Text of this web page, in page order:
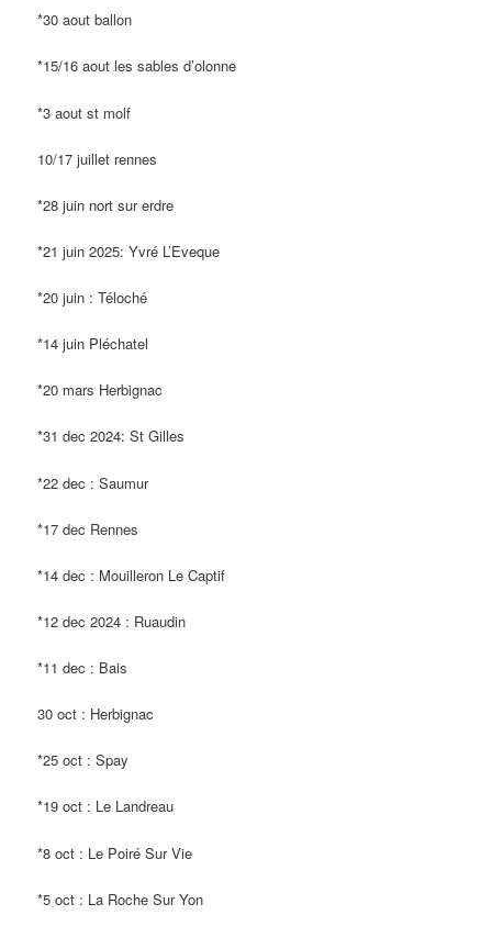
*30 aout ballon
*15/16 aout les sables d’olonne
*3 aout st molf
10/17 juillet rennes
*28 juin nort sur erdre
*21 juin 2025: Yvré L’Eveque
*20 juin : Téloché
*14 juin Pléchatel
*20 mars Herbignac
*31 dec 2024: St Gilles
*22 dec : Saumur
*17 dec Rennes
*14 dec : Mouilleron Le Captif
*12 dec 2024 : Ruaudin
*11 dec : Bais
30 oct : Herbignac
*25 oct : Spay
*19 oct : Le Landreau
*8 oct : Le Poiré Sur Vie
*5 oct : La Roche Sur Yon